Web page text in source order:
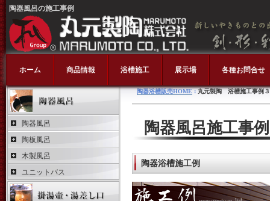
陶器風呂の施工事例
ホーム 商品情報 浴槽施工 展示場 各種お問合せ
陶器浴槽販売HOME:丸元製陶 浴槽施工事例３
陶器風呂施工事例
陶器浴槽施工例
陶器風呂
陶板風呂
木製風呂
ユニットバス